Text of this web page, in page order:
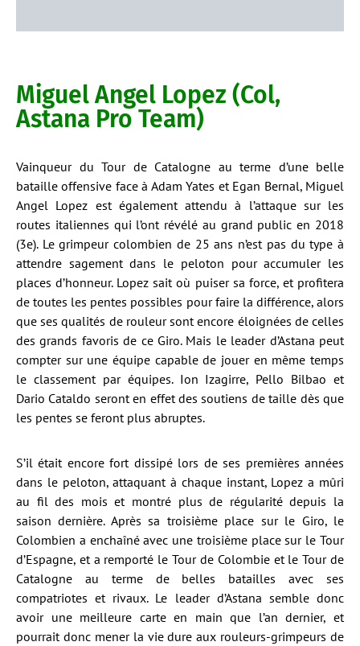
Miguel Angel Lopez (Col,
Astana Pro Team)
Vainqueur du Tour de Catalogne au terme d’une belle
bataille offensive face à Adam Yates et Egan Bernal, Miguel
Angel Lopez est également attendu à l’attaque sur les
routes italiennes qui l’ont révélé au grand public en 2018
(3e). Le grimpeur colombien de 25 ans n’est pas du type à
attendre sagement dans le peloton pour accumuler les
places d’honneur. Lopez sait où puiser sa force, et profitera
de toutes les pentes possibles pour faire la différence, alors
que ses qualités de rouleur sont encore éloignées de celles
des grands favoris de ce Giro. Mais le leader d’Astana peut
compter sur une équipe capable de jouer en même temps
le classement par équipes. Ion Izagirre, Pello Bilbao et
Dario Cataldo seront en effet des soutiens de taille dès que
les pentes se feront plus abruptes.
S’il était encore fort dissipé lors de ses premières années
dans le peloton, attaquant à chaque instant, Lopez a mûri
au fil des mois et montré plus de régularité depuis la
saison dernière. Après sa troisième place sur le Giro, le
Colombien a enchaîné avec une troisième place sur le Tour
d’Espagne, et a remporté le Tour de Colombie et le Tour de
Catalogne au terme de belles batailles avec ses
compatriotes et rivaux. Le leader d’Astana semble donc
avoir une meilleure carte en main que l’an dernier, et
pourrait donc mener la vie dure aux rouleurs-grimpeurs de